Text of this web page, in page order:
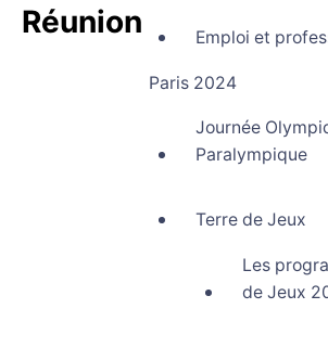
Réunion
Emploi et
Paris 2024
Journée
Paralympique
Terre de Jeux
Les
de Jeux